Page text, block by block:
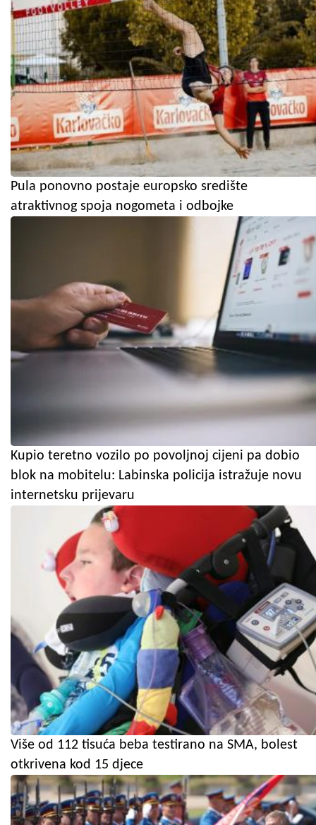
Pula ponovno postaje europsko središte
atraktivnog spoja nogometa i odbojke
Kupio teretno vozilo po povoljnoj cijeni pa dobio
blok na mobitelu: Labinska policija istražuje novu
internetsku prijevaru
Više od 112 tisuća beba testirano na SMA, bolest
otkrivena kod 15 djece